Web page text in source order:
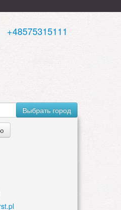
+48575315111
Выбрать город